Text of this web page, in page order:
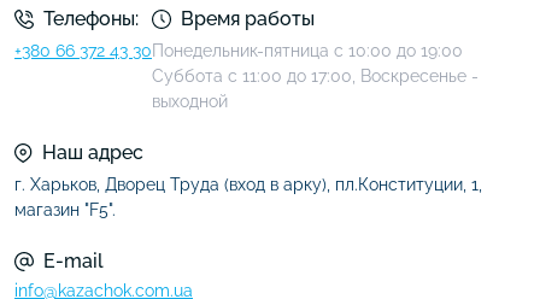
Телефоны:
+380 66 372 43 30
Время работы
Понедельник-пятница с 10:00 до 19:00
Суббота с 11:00 до 17:00, Воскресенье -
выходной
Наш адрес
г. Харьков, Дворец Труда (вход в арку), пл.Конституции, 1,
магазин "F5".
E-mail
info@kazachok.com.ua